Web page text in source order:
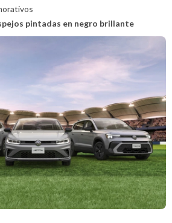
pintadas en negro brillante